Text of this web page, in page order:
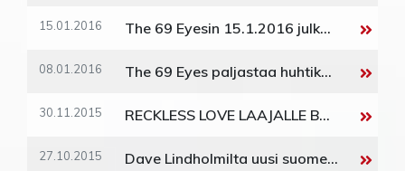
15.01.2016 The 69 Eyesin 15.1.2016 julkaistava Jet Fighter Plane esittelee bändin ajankohtaisempana kuin koskaan - Single enteilee huhtikuussa julkaistavaa uutta albumia
08.01.2016 The 69 Eyes paljastaa huhtikuussa julkaistavan uuden albuminsa nimen, etukannen sekä ensimmäisen studioraporttiteaserin
30.11.2015 RECKLESS LOVE LAAJALLE BRITTEIN JA EUROOPAN KIERTUEELLE
27.10.2015 Dave Lindholmilta uusi suomenkielinen albumi!